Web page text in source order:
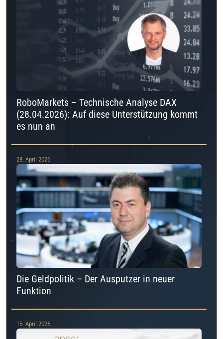
RoboMarkets – Technische Analyse DAX
(28.04.2026): Auf diese Unterstützung kommt
es nun an
28. April 2026
Die Geldpolitik – Der Ausputzer in neuer
Funktion
15. April 2026